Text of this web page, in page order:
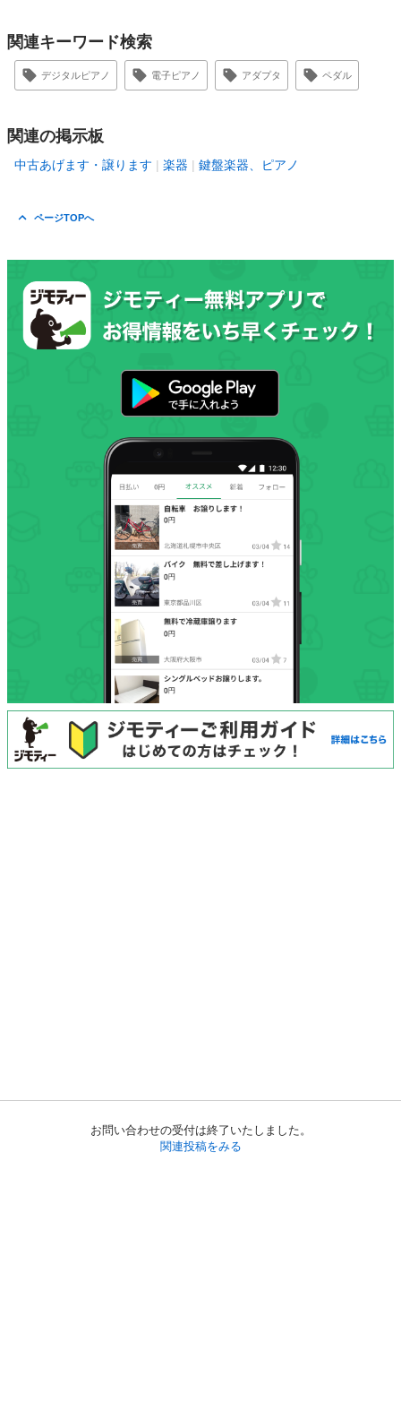
お問い合わせの受付は終了いたしました。
関連投稿をみる
関連キーワード検索
デジタルピアノ 電子ピアノ アダプタ ペダル
関連の掲示板
中古あげます・譲ります 楽器 鍵盤楽器、ピアノ
ページTOPへ